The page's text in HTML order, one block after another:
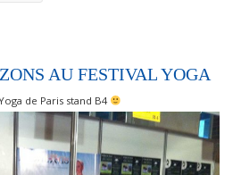
AU FESTIVAL YOGA
de Paris stand B4